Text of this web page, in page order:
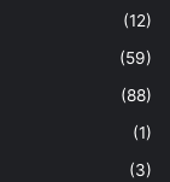
(12)
(59)
(88)
(1)
(3)